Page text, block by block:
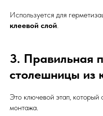
Используется для
клеевой слой.
3. Правильная
столешницы из
Это ключевой этап, который
монтажа.